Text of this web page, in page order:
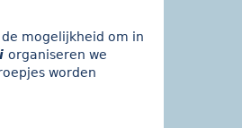
mogelijkheid om in
organiseren we
worden